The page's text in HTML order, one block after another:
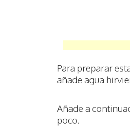
Para preparar
añade agua
Añade a
poco.